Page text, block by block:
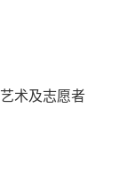
术及志愿者